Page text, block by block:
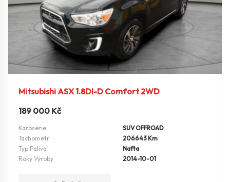
Mitsubishi ASX 1.8DI-D Comfort 2WD
189 000 Kč
Karoserie
SUV OFFROAD
Tachometr
206643 Km
Typ Paliva
Nafta
Roky Výroby
2014-10-01